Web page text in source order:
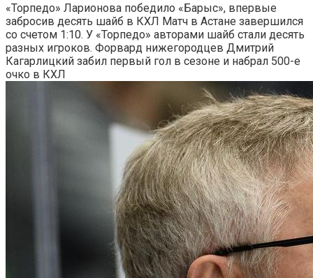
«Торпедо» Ларионова победило «Барыс», впервые
забросив десять шайб в КХЛ Матч в Астане завершился
со счетом 1:10. У «Торпедо» авторами шайб стали десять
разных игроков. Форвард нижегородцев Дмитрий
Кагарлицкий забил первый гол в сезоне и набрал 500-е
очко в КХЛ